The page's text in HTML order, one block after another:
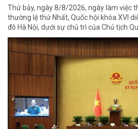
Thứ bảy, ngày 8/8/2026, ngày làm việc
thường lệ thứ Nhất, Quốc hội khóa XVI
đô Hà Nội, dưới sự chủ trì của Chủ tịch